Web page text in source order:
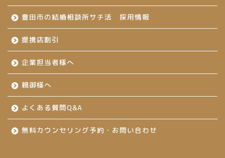
豊田市の結婚相談所サチ活 採用情報
提携店割引
企業担当者様へ
親御様へ
よくある質問Q&A
無料カウンセリング予約・お問い合わせ